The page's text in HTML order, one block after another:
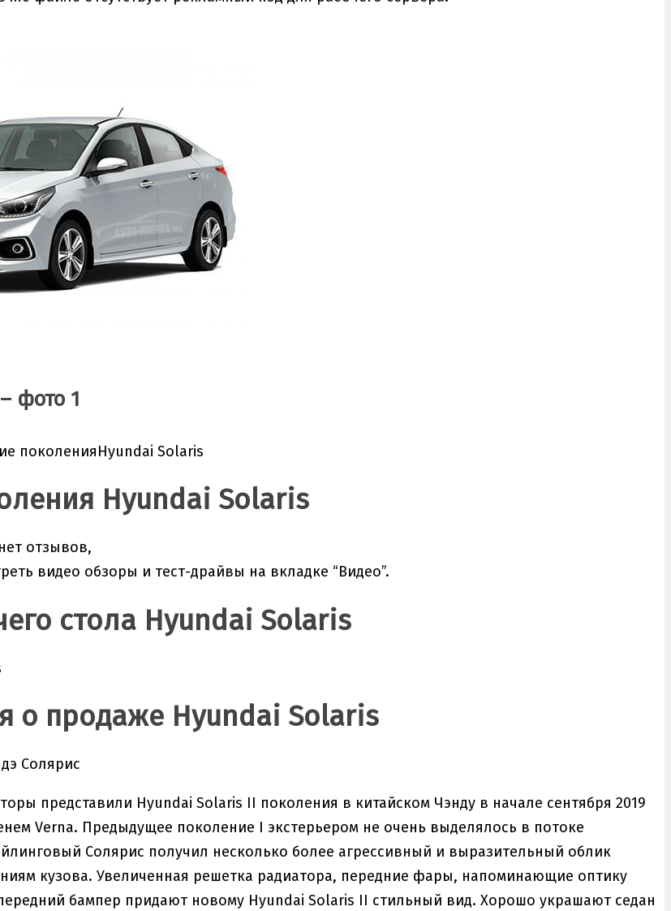
фото 1
поколенияHyundai Solaris
Hyundai Solaris
отзывов,
видео обзоры и тест-драйвы на вкладке “Видео”.
стола Hyundai Solaris
о продаже Hyundai Solaris
Солярис
представили Hyundai Solaris II поколения в китайском Чэнду в начале сентября 2019
Verna. Предыдущее поколение I экстерьером не очень выделялось в потоке
Солярис получил несколько более агрессивный и выразительный облик
кузова. Увеличенная решетка радиатора, передние фары, напоминающие оптику
бампер придают новому Hyundai Solaris II стильный вид. Хорошо украшают седан